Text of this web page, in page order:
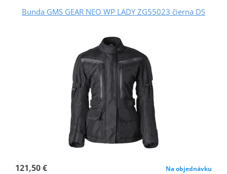
Bunda GMS GEAR NEO WP LADY ZG55023 čierna DS
121,50 € Na objednávku